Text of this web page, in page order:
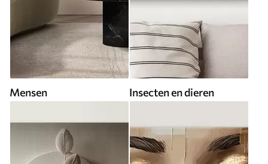
Mensen Insecten en dieren